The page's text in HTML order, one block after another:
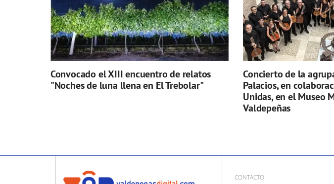
Convocado el XIII encuentro de relatos
"Noches de luna llena en El Trebolar"
Concierto de la
Palacios, en
Unidas, en el Museo
Valdepeñas
CONTACTO